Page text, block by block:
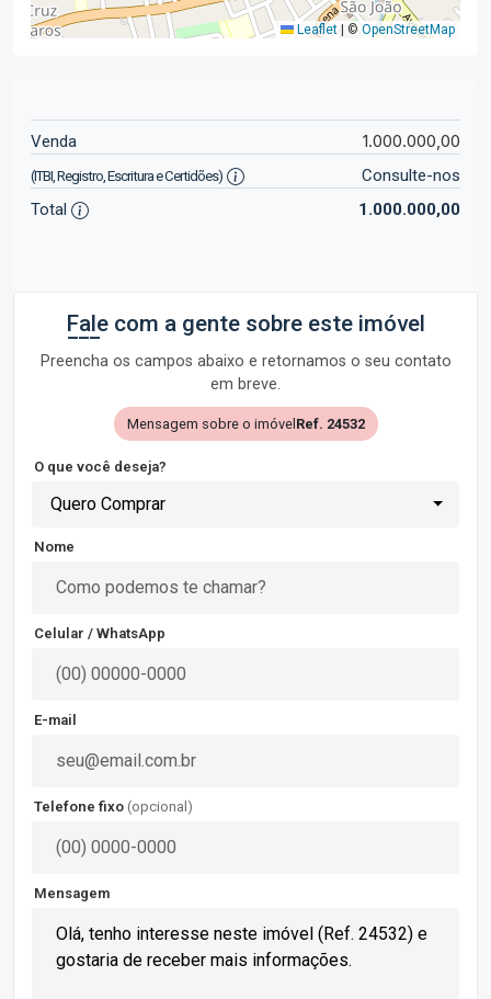
Leaflet © OpenStreetMap
Venda 1.000.000,00
(ITBI, Registro, Escritura e Certidões)
Consulte-nos
Total
1.000.000,00
Fale com a gente sobre este imóvel
Preencha os campos abaixo e retornamos o seu contato
em breve.
Mensagem sobre o imóvel Ref. 24532
O que você deseja?
Quero Comprar
Nome
Celular / WhatsApp
E-mail
Telefone fixo (opcional)
Mensagem